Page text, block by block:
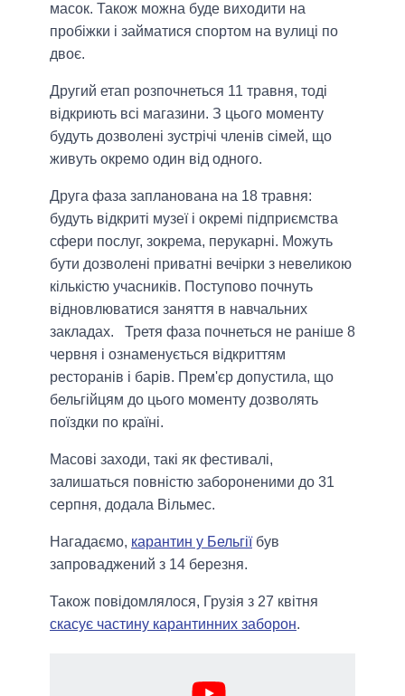
масок. Також можна буде виходити на
пробіжки і займатися спортом на вулиці по
двоє.
Другий етап розпочнеться 11 травня, тоді
відкриють всі магазини. З цього моменту
будуть дозволені зустрічі членів сімей, що
живуть окремо один від одного.
Друга фаза запланована на 18 травня:
будуть відкриті музеї і окремі підприємства
сфери послуг, зокрема, перукарні. Можуть
бути дозволені приватні вечірки з невеликою
кількістю учасників. Поступово почнуть
відновлюватися заняття в навчальних
закладах. Третя фаза почнеться не раніше 8
червня і ознаменується відкриттям
ресторанів і барів. Прем'єр допустила, що
бельгійцям до цього моменту дозволять
поїздки по країні.
Масові заходи, такі як фестивалі,
залишаться повністю забороненими до 31
серпня, додала Вільмес.
Нагадаємо, карантин у Бельгіїбув
запроваджений з 14 березня.
Також повідомлялося, Грузія з 27 квітня
скасує частину карантинних заборон.